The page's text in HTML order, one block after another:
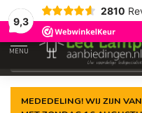
9,3
2810
Gegarandeerde de
MENU
MEDEDELING! WIJ ZIJN